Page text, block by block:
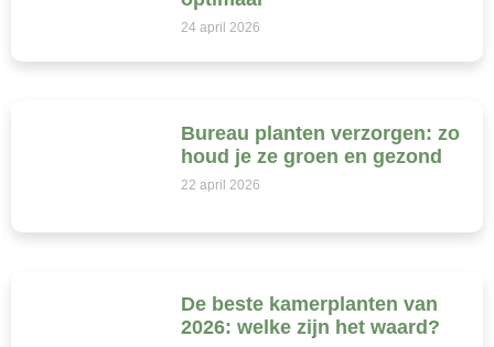
24 april 2026
Bureau planten verzorgen: zo
houd je ze groen en gezond
22 april 2026
De beste kamerplanten van
2026: welke zijn het waard?